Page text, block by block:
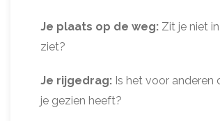
Je plaats op de weg: Zit je niet
ziet?
Je rijgedrag: Is het voor anderen
je gezien heeft?